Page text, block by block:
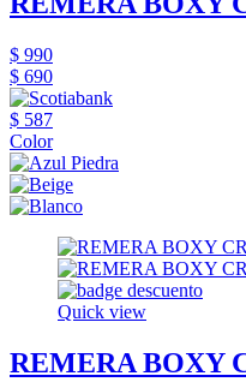
$ 990
$ 690
$ 587
Color
Quick view
REMERA BOXY